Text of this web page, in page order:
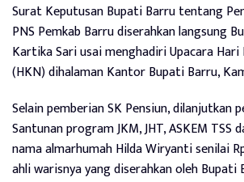
Surat Keputusan Bupati Barru tentang
PNS Pemkab Barru diserahkan langsung
Kartika Sari usai menghadiri Upacara
(HKN) dihalaman Kantor Bupati Barru,
Selain pemberian SK Pensiun, dilanjutkan
Santunan program JKM, JHT, ASKEM TSS
nama almarhumah Hilda Wiryanti senilai
ahli warisnya yang diserahkan oleh Bupati